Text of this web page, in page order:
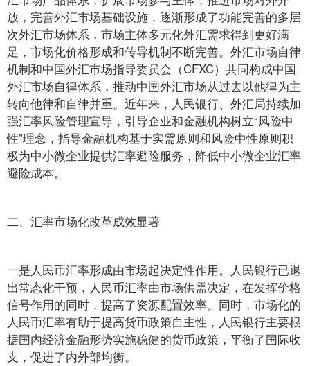
放，完善外汇市场基础设施，逐渐形成了功能完善的多层
次外汇市场体系，市场主体多元化外汇需求得到更好满
足，市场化价格形成和传导机制不断完善。外汇市场自律
机制和中国外汇市场指导委员会（CFXC）共同构成中国
外汇市场自律体系，推动中国外汇市场从过去以他律为主
转向他律和自律并重。近年来，人民银行、外汇局持续加
强汇率风险管理宣导，引导企业和金融机构树立“风险中
性”理念，指导金融机构基于实需原则和风险中性原则积
极为中小微企业提供汇率避险服务，降低中小微企业汇率
避险成本。
二、汇率市场化改革成效显著
一是人民币汇率形成由市场起决定性作用。人民银行已退
出常态化干预，人民币汇率由市场供需决定，在发挥价格
信号作用的同时，提高了资源配置效率。同时，市场化的
人民币汇率有助于提高货币政策自主性，人民银行主要根
据国内经济金融形势实施稳健的货币政策，平衡了国际收
支，促进了内外部均衡。